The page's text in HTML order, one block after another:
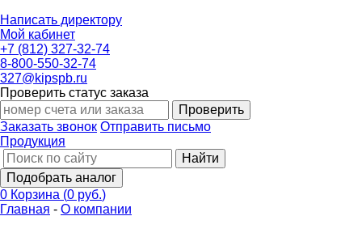
Написать директору
Мой кабинет
+7 (812) 327-32-74
8-800-550-32-74
327@kipspb.ru
Проверить статус заказа
Проверить
Заказать звонок Отправить письмо
Продукция
Найти
Подобрать аналог
0 Корзина (0 руб.)
Главная - О компании